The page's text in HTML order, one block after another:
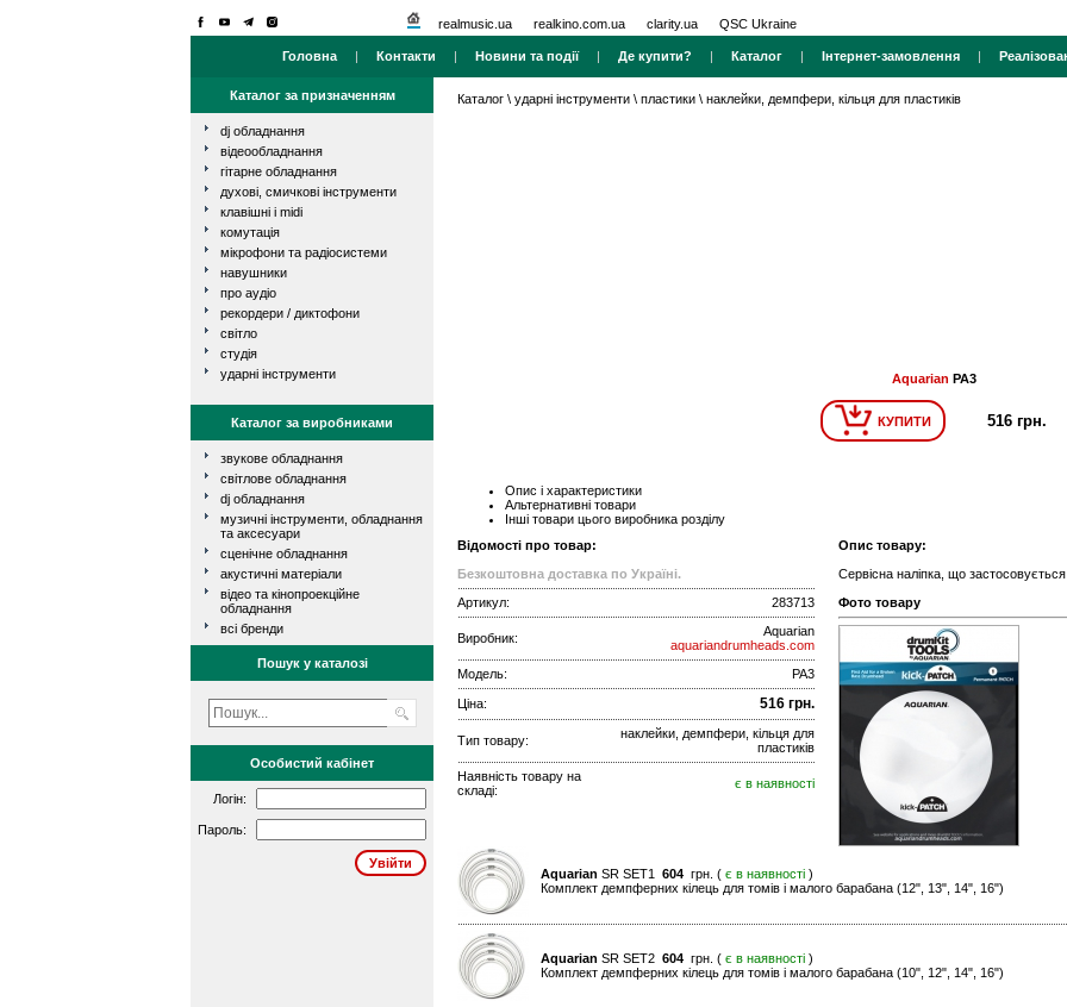
realmusic.ua realkino.com.ua clarity.ua QSC Ukraine
Головна | Контакти | Новини та події| Де купити? | Каталог | Інтернет-замовлення |
Каталог за призначенням
dj обладнання
відеообладнання
гітарне обладнання
духові, смичкові інструменти
клавішні і midi
комутація
мікрофони та радіосистеми
навушники
про аудіо
рекордери / диктофони
світло
студія
ударні інструменти
Каталог за виробниками
звукове обладнання
світлове обладнання
dj обладнання
музичні інструменти, обладнання
та аксесуари
сценічне обладнання
акустичні матеріали
відео та кінопроекційне
обладнання
всі бренди
Пошук у каталозі
Особистий кабінет
Логін:
Пароль:
Каталог \ ударні інструменти \ пластики \ наклейки, демпфери, кільця для пластиків
Aquarian PA3
КУПИТИ 516 грн.
Опис і характеристики
Альтернативні товари
Інші товари цього виробника розділу
Відомості про товар:
Безкоштовна доставка по Україні.
Артикул:
283713
Виробник:
Aquarian
aquariandrumheads.com
Модель:
PA3
Ціна: 516 грн.
Тип товару:
наклейки, демпфери, кільця для
пластиків
Наявність товару на
складі:
є в наявності
Опис товару:
Сервісна наліпка, що
Фото товару
Aquarian SR SET1 604 грн. ( є в наявності )
Комплект демпферних кілець для томів і малого барабана (12", 13", 14", 16")
Aquarian SR SET2 604 грн. ( є в наявності )
Комплект демпферних кілець для томів і малого барабана (10", 12", 14", 16")